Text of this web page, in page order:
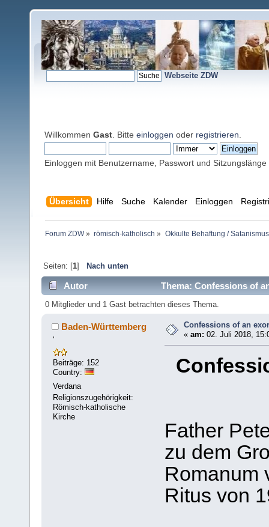
Webseite ZDW
Willkommen Gast . Bitte einloggen oder registrieren
Einloggen mit Benutzername, Passwort und Sitzungslänge
Übersicht Hilfe Suche Kalender Einloggen
Forum ZDW» römisch-katholisch » Okkulte Behaftung /
Seiten: [1] Nach unten
Autor Thema: Confessions of
0 Mitglieder und 1 Gast betrachten dieses Thema.
Baden-Württemberg
'
Beiträge: 152
Country:
Verdana
Religionszugehörigkeit:
Römisch-katholische
Kirche
Confessions of an
«am: 02. Juli 2018,
Father
zu dem
Romanum
Ritus von